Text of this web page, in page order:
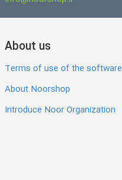
About us
Terms of use of the software
About Noorshop
Introduce Noor Organization